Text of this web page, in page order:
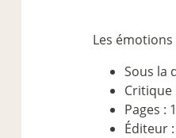
Les
Sous la
Critique
Pages :
Éditeur